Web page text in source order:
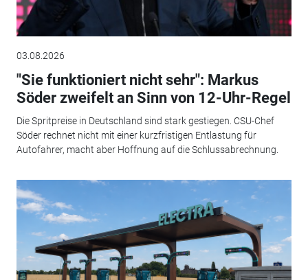
03.08.2026
"Sie funktioniert nicht sehr": Markus
Söder zweifelt an Sinn von 12-Uhr-Regel
Die Spritpreise in Deutschland sind stark gestiegen. CSU-Chef
Söder rechnet nicht mit einer kurzfristigen Entlastung für
Autofahrer, macht aber Hoffnung auf die Schlussabrechnung.